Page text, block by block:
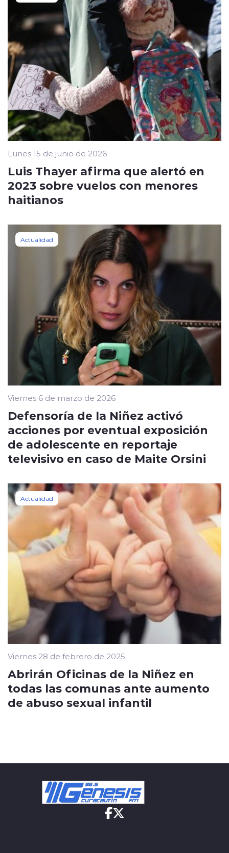
Lunes 15 de junio de 2026
Luis Thayer afirma que alertó en
2023 sobre vuelos con menores
haitianos
Actualidad
Viernes 6 de marzo de 2026
Defensoría de la Niñez activó
acciones por eventual exposición
de adolescente en reportaje
televisivo en caso de Maite Orsini
Actualidad
Viernes 28 de febrero de 2025
Abrirán Oficinas de la Niñez en
todas las comunas ante aumento
de abuso sexual infantil